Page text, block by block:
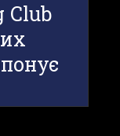
Club